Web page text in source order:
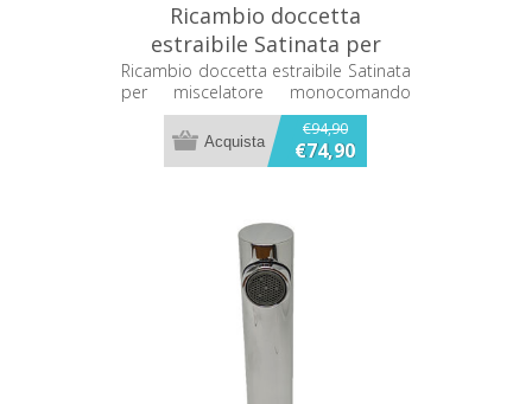
Ricambio doccetta
estraibile Satinata per
miscelatore monocomando
Franke 133.0599.702
Ricambio doccetta estraibile Satinata
per miscelatore monocomando
Franke 133.0599.702
€94,90
€74,90